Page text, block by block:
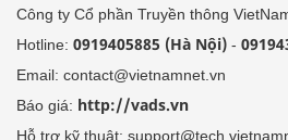
Công ty Cổ phần Truyền thông
Hotline: 0919405885 (Hà Nội) -
Email: contact@vietnamnet.vn
Báo giá: http://vads.vn
Hỗ trợ kỹ thuật: